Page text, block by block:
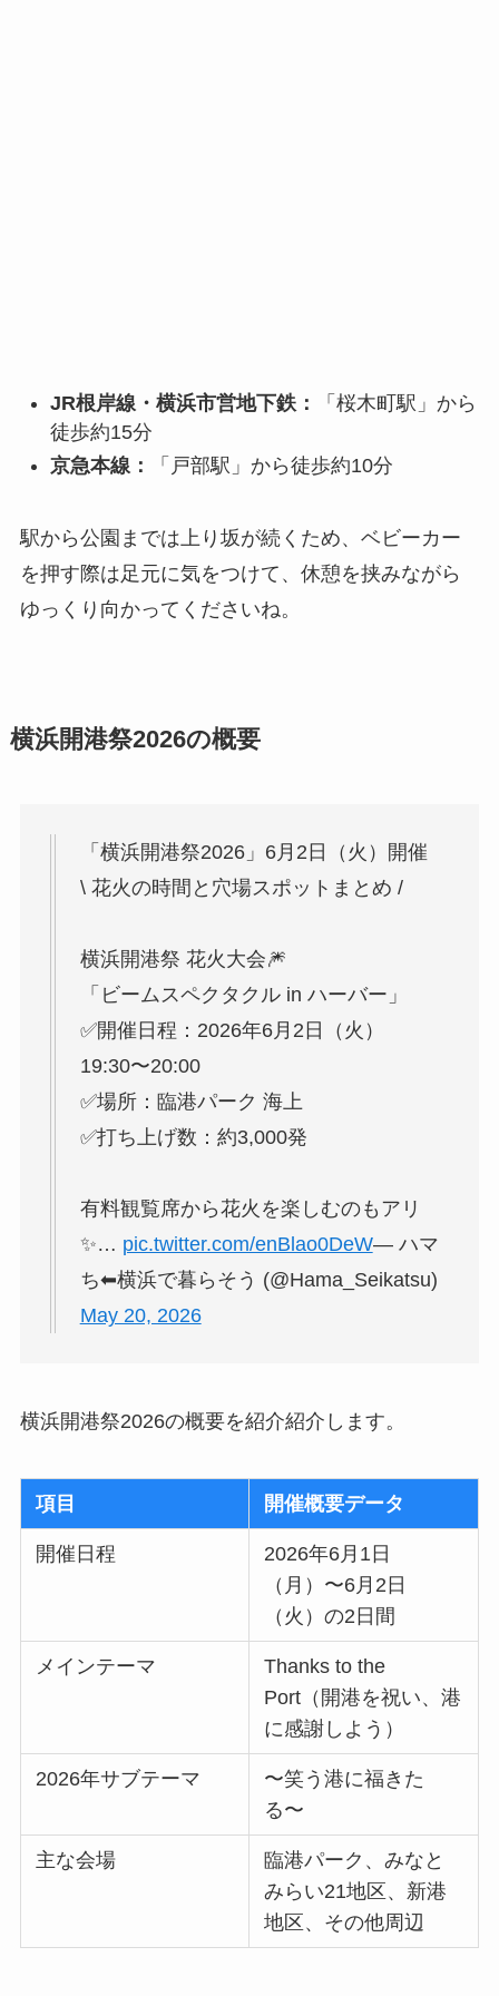
JR根岸線・横浜市営地下鉄：
「桜木町駅」から
徒歩約15分
京急本線：
「戸部駅」から徒歩約10分
駅から公園までは上り坂が続くため、ベビーカー
を押す際は足元に気をつけて、休憩を挟みながら
ゆっくり向かってくださいね。
横浜開港祭2026の概要
「横浜開港祭2026」6月2日（火）開催
\ 花火の時間と穴場スポットまとめ /
横浜開港祭 花火大会🎆
「ビームスペクタクル in ハーバー」
✅開催日程：2026年6月2日（火）
19:30〜20:00
✅場所：臨港パーク 海上
✅打ち上げ数：約3,000発
有料観覧席から花火を楽しむのもアリ
✨… pic.twitter.com/enBlao0DeW— ハマ
ち⬅横浜で暮らそう (@Hama_Seikatsu)
May 20, 2026
横浜開港祭2026の概要を紹介紹介します。
項目 開催概要データ
開催日程
2026年6月1日
（月）〜6月2日
（火）の2日間
メインテーマ
Thanks to the
Port（開港を祝い、港
に感謝しよう）
2026年サブテーマ
〜笑う港に福きた
る〜
主な会場
臨港パーク、みなと
みらい21地区、新港
地区、その他周辺